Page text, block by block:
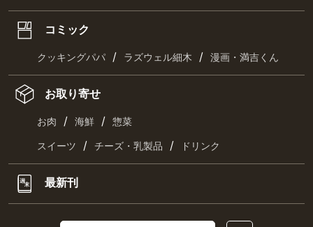
コミック
クッキングパパ / ラズウェル細木 / 漫画・満吉くん
お取り寄せ
お肉 / 海鮮 / 惣菜
スイーツ / チーズ・乳製品 / ドリンク
最新刊